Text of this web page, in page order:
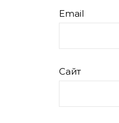
Email
Сайт